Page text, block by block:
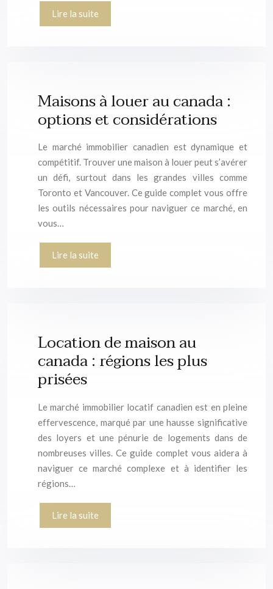
Lire la suite
Maisons à louer au canada :
options et considérations
Le marché immobilier canadien est dynamique et
compétitif. Trouver une maison à louer peut s’avérer
un défi, surtout dans les grandes villes comme
Toronto et Vancouver. Ce guide complet vous offre
les outils nécessaires pour naviguer ce marché, en
vous…
Lire la suite
Location de maison au
canada : régions les plus
prisées
Le marché immobilier locatif canadien est en pleine
effervescence, marqué par une hausse significative
des loyers et une pénurie de logements dans de
nombreuses villes. Ce guide complet vous aidera à
naviguer ce marché complexe et à identifier les
régions…
Lire la suite